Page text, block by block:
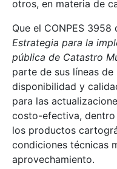
otros, en materia de
Que el CONPES
Estrategia para la
pública de Catastro
parte de sus líneas
disponibilidad y
para las
costo-efectiva, dentro
los productos
condiciones técnicas
aprovechamiento.